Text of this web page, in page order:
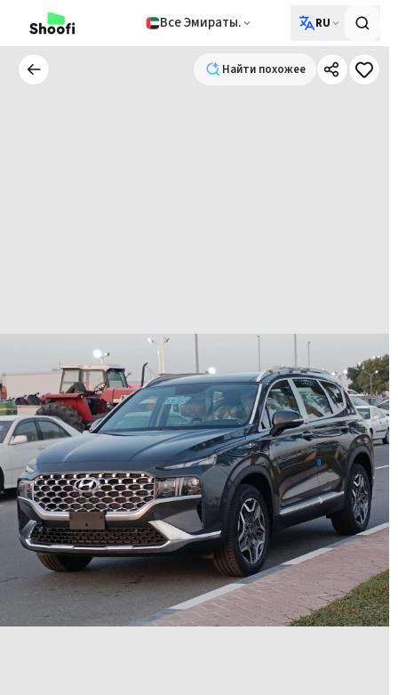
Все Эмираты. RU
Найти похожееНайти похожее